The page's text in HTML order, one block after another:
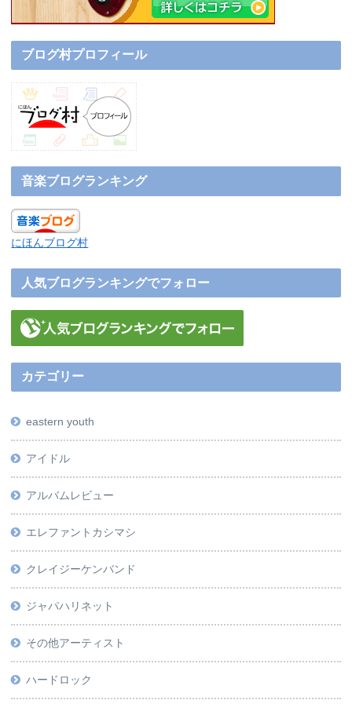
ブログ村プロフィール
音楽ブログランキング
にほんブログ村
人気ブログランキングでフォロー
カテゴリー
eastern youth
アイドル
アルバムレビュー
エレファントカシマシ
クレイジーケンバンド
ジャパハリネット
その他アーティスト
ハードロック